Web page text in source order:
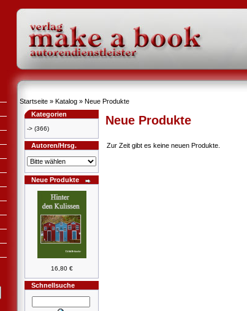
Startseite » Katalog » Neue Produkte
Kategorien
-> (366)
Autoren/Hrsg.
Neue Produkte
16,80 €
Schnellsuche
Neue Produkte
Zur Zeit gibt es keine neuen Produkte.